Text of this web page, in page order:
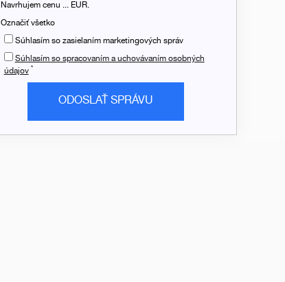
Navrhujem cenu ... EUR.
Označiť všetko
Súhlasím so zasielaním marketingových správ
Súhlasím so spracovaním a uchovávaním osobných
údajov *